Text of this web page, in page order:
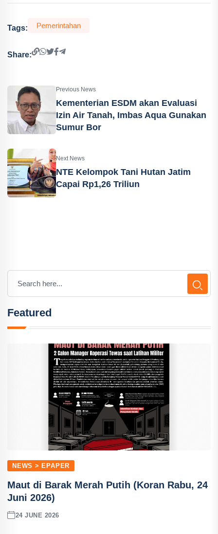
Tags: Pemerintahan
Share:
Previous News
Kementerian ESDM akan Evaluasi
Izin Air Tanah, Imbas Aqua Gunakan
Sumur Bor
Next News
NTE Kelompok Tani Hutan Jatim
Capai Rp1,26 Triliun
Featured
NEWS > EPAPER
Maut di Barak Merah Putih (Koran Rabu, 24
Juni 2026)
24 JUNE 2026